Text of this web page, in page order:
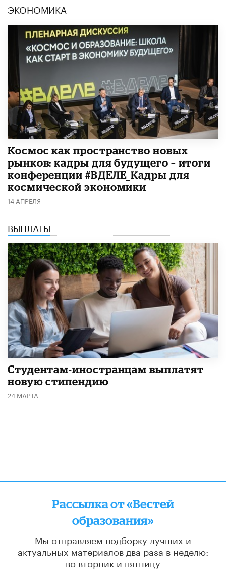
ЭКОНОМИКА
Космос как пространство новых
рынков: кадры для будущего – итоги
конференции #ВДЕЛЕ_Кадры для
космической экономики
14 АПРЕЛЯ
ВЫПЛАТЫ
Студентам-иностранцам выплатят
новую стипендию
24 МАРТА
Рассылка от «Вестей
образования»
Мы отправляем подборку лучших и
актуальных материалов два раза в неделю:
во вторник и пятницу